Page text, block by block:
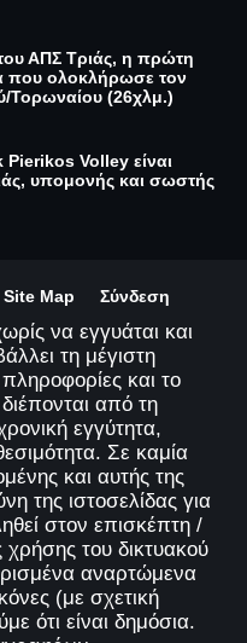
ΑΠΣ Τριάς, η πρώτη
που ολοκλήρωσε τον
Τορωναίου (26χλμ.)
Pierikos Volley είναι
υπομονής και σωστής
Site Map Σύνδεση
να εγγυάται και
τη μέγιστη
και το
από τη
εγγύτητα,
Σε καμία
και αυτής της
της ιστοσελίδας για
στον επισκέπτη /
του δικτυακού
αναρτώμενα
(με σχετική
ότι είναι δημόσια.